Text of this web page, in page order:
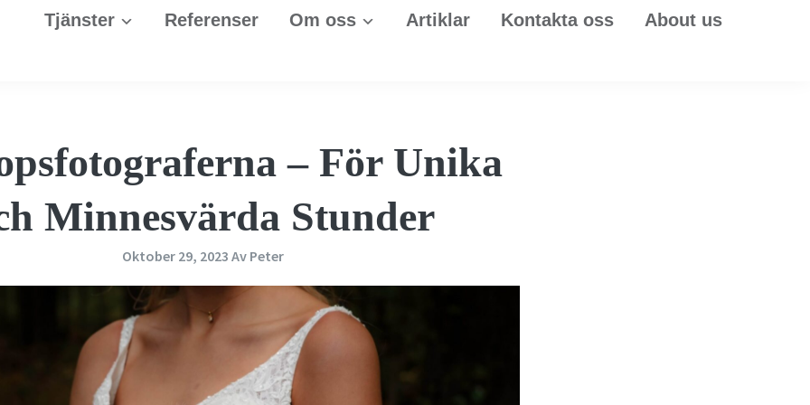
Tjänster Referenser Om oss Artiklar Kontakta oss About us
– För Unika
Minnesvärda Stunder
Oktober 29, 2023 Av Peter